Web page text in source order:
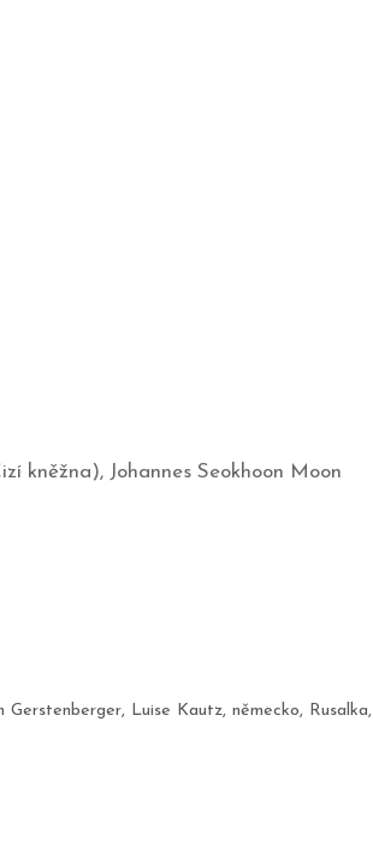
kněžna), Johannes Seokhoon Moon
Gerstenberger, Luise Kautz, německo, Rusalka,